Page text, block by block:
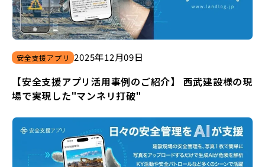
安全支援アプリ 2025年12月09日
【安全支援アプリ活用事例のご紹介】 西武建設様の現
場で実現した"マンネリ打破"